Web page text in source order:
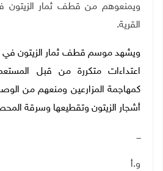
ويمنعوهم من قطف ثمار
القرية.
ويشهد موسم قطف ثمار الزيتون في
اعتداءات متكررة من قبل
كمهاجمة المزارعين ومنعهم من
أشجار الزيتون وتقطيعها وسرقة
ـــ
و.أ